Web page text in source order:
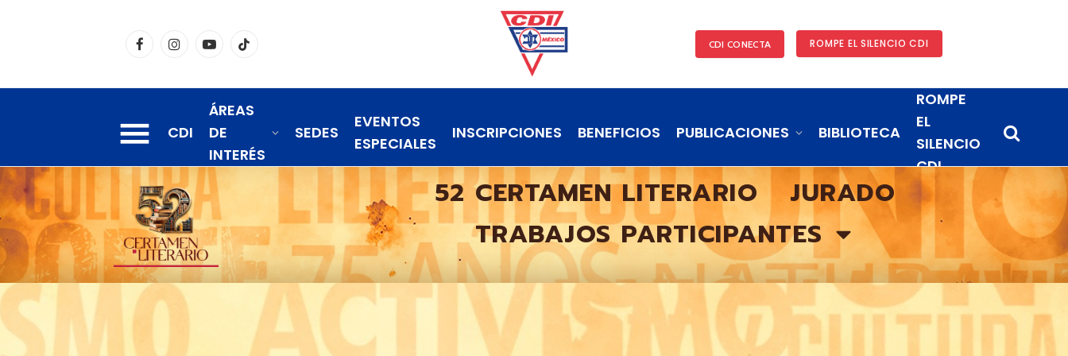
FacebookInstagramYouTubeTikTok CDI CONECTA ROMPE EL SILENCIO CDI
CDI
ÁREAS
DE
INTERÉS
SEDES
EVENTOS
ESPECIALES
INSCRIPCIONES BENEFICIOS PUBLICACIONES BIBLIOTECA
ROMPE
EL
SILENCIO
CDI
52 CERTAMEN LITERARIO
JURADO
TRABAJOS PARTICIPANTES